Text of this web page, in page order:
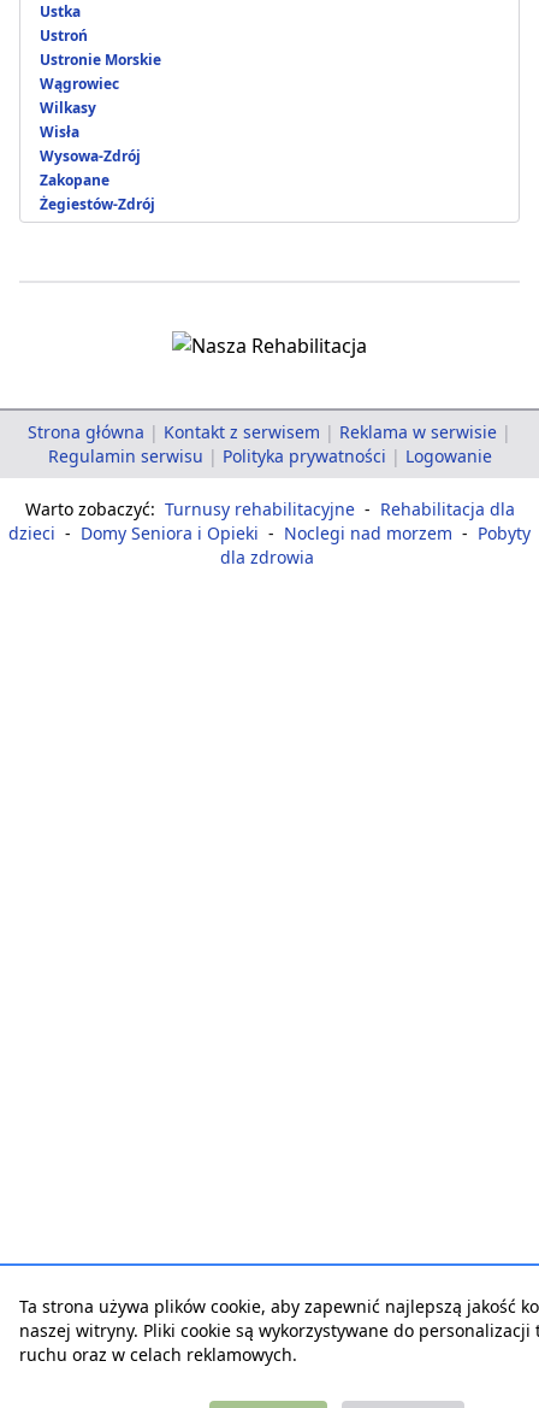
Ustka
Ustroń
Ustronie Morskie
Wągrowiec
Wilkasy
Wisła
Wysowa-Zdrój
Zakopane
Żegiestów-Zdrój
Strona główna | Kontakt z serwisem | Reklama w serwisie |
Regulamin serwisu | Polityka prywatności | Logowanie
Warto zobaczyć: Turnusy rehabilitacyjne - Rehabilitacja dla
dzieci - Domy Seniora i Opieki - Noclegi nad morzem - Pobyty
dla zdrowia
Ta strona używa plików cookie, aby zapewnić najlepszą jakość
naszej witryny. Pliki cookie są wykorzystywane do personalizacji
ruchu oraz w celach reklamowych.